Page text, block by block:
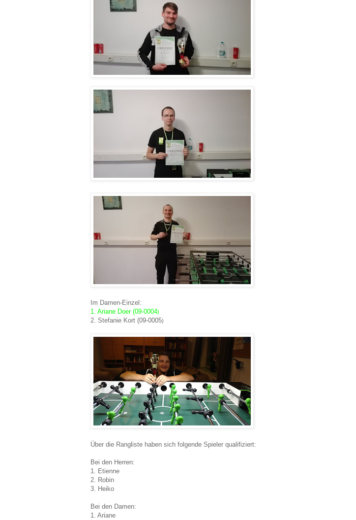
Im Damen-Einzel:
1. Ariane Doer (09-0004)
2. Stefanie Kort (09-0005)
Über die Rangliste haben sich folgende Spieler qualifiziert:
Bei den Herren:
1. Etienne
2. Robin
3. Heiko
Bei den Damen:
1. Ariane